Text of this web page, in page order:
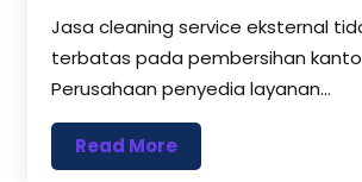
Jasa cleaning service eksternal
terbatas pada pembersihan
Perusahaan penyedia layanan…
Read More